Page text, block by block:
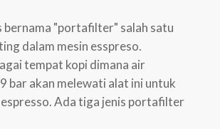
bernama "portafilter" salah satu
dalam mesin esspreso.
tempat kopi dimana air
bar akan melewati alat ini untuk
Ada tiga jenis portafilter